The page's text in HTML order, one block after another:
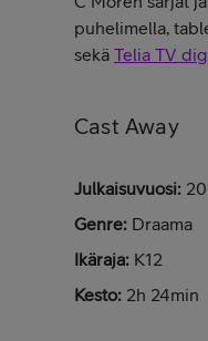
puhelimella,
sekä Telia TV
Cast Away
Julkaisuvuosi:
Genre: Draama
Ikäraja: K12
Kesto: 2h 24min